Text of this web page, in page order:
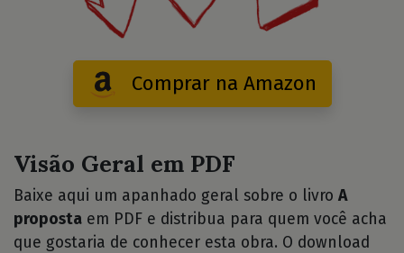
Comprar na Amazon
Visão Geral em PDF
Baixe aqui um apanhado geral sobre o livro A
proposta em PDF e distribua para quem você acha
que gostaria de conhecer esta obra. O download